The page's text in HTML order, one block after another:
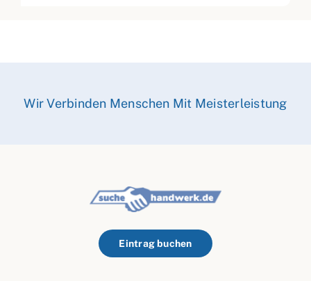
Wir Verbinden Menschen Mit Meisterleistung
Eintrag buchen